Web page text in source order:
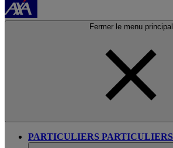
Fermer le menu principal
PARTICULIERS PARTICULIERS